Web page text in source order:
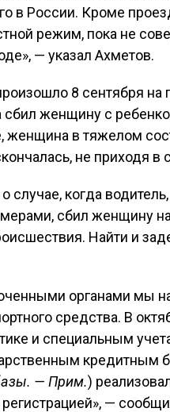
в России. Кроме
режим, пока не
— указал Ахметов.
8 сентября на
женщину с
женщина в тяжелом
не приходя в
случае, когда
сбил женщину
Найти и
органами мы
средства. В
и специальным
кредитным
— Прим.)
—